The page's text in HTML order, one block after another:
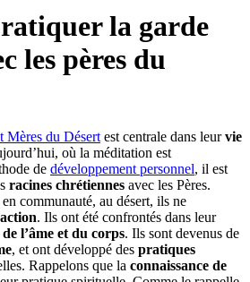
la garde
les pères du
Mères du Désert est centrale dans leurvie
où la méditation est
de développement personnel, il est
racines chrétiennes avec les Pères.
communauté, au désert, ils ne
. Ils ont été confrontés dans leur
l’âme et du corps. Ils sont devenus de
, et ont développé des pratiques
Rappelons que la connaissance de